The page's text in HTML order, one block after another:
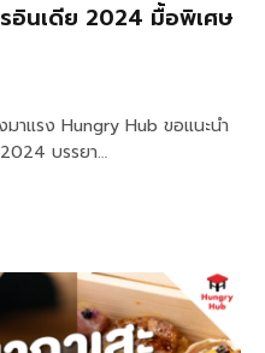
อินเดีย 2024 มื้อพิเศษ
าแรง Hungry Hub ขอแนะนำ
บรรยา…